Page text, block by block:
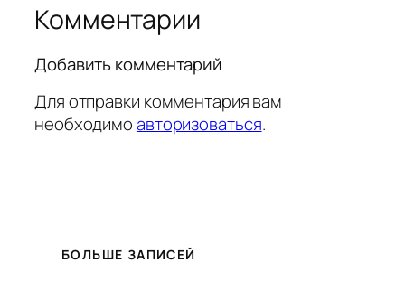
Комментарии
Добавить комментарий
Для отправки комментария вам
необходимоавторизоваться.
БОЛЬШЕ ЗАПИСЕЙ